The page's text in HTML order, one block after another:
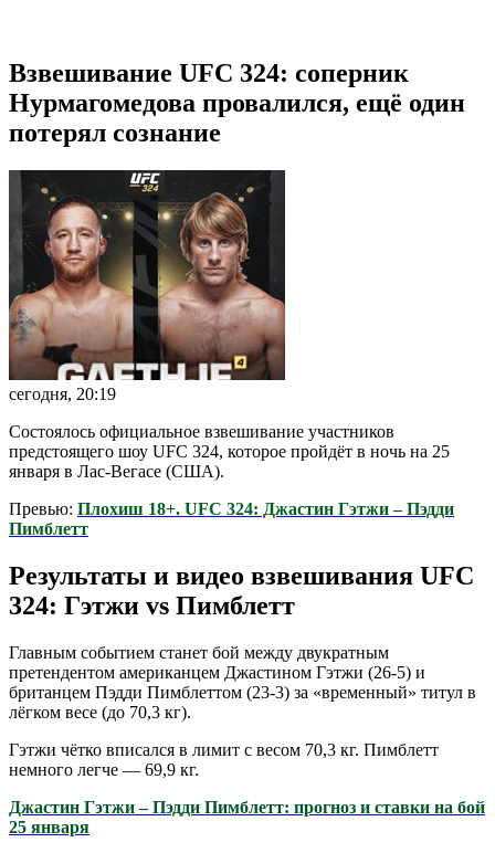
Взвешивание UFC 324: соперник
Нурмагомедова провалился, ещё один
потерял сознание
сегодня, 20:19
Состоялось официальное взвешивание участников
предстоящего шоу UFC 324, которое пройдёт в ночь на 25
января в Лас-Вегасе (США).
Превью: Плохиш 18+. UFC 324: Джастин Гэтжи – Пэдди
Пимблетт
Результаты и видео взвешивания UFC
324: Гэтжи vs Пимблетт
Главным событием станет бой между двукратным
претендентом американцем Джастином Гэтжи (26-5) и
британцем Пэдди Пимблеттом (23-3) за «временный» титул в
лёгком весе (до 70,3 кг).
Гэтжи чётко вписался в лимит с весом 70,3 кг. Пимблетт
немного легче — 69,9 кг.
Джастин Гэтжи – Пэдди Пимблетт: прогноз и ставки на бой
25 января